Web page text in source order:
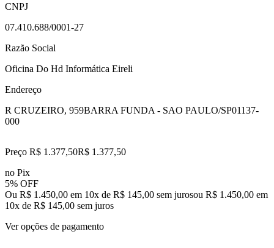
CNPJ
07.410.688/0001-27
Razão Social
Oficina Do Hd Informática Eireli
Endereço
R CRUZEIRO, 959BARRA FUNDA - SAO PAULO/SP01137-
000
Preço R$ 1.377,50R$ 1.377,50
no Pix
5% OFF
Ou R$ 1.450,00 em 10x de R$ 145,00 sem jurosou R$ 1.450,00 em
10x de R$ 145,00 sem juros
Ver opções de pagamento